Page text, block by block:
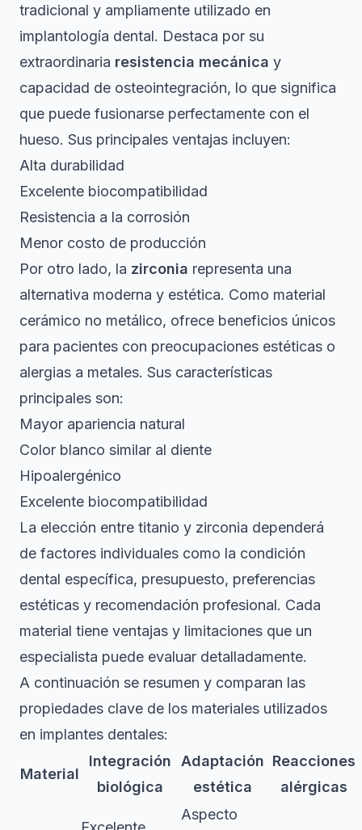
tradicional y ampliamente utilizado en
implantología dental. Destaca por su
extraordinaria resistencia mecánica y
capacidad de osteointegración, lo que significa
que puede fusionarse perfectamente con el
hueso. Sus principales ventajas incluyen:
Alta durabilidad
Excelente biocompatibilidad
Resistencia a la corrosión
Menor costo de producción
Por otro lado, la zirconia representa una
alternativa moderna y estética. Como material
cerámico no metálico, ofrece beneficios únicos
para pacientes con preocupaciones estéticas o
alergias a metales. Sus características
principales son:
Mayor apariencia natural
Color blanco similar al diente
Hipoalergénico
Excelente biocompatibilidad
La elección entre titanio y zirconia dependerá
de factores individuales como la condición
dental específica, presupuesto, preferencias
estéticas y recomendación profesional. Cada
material tiene ventajas y limitaciones que un
especialista puede evaluar detalladamente.
A continuación se resumen y comparan las
propiedades clave de los materiales utilizados
en implantes dentales:
Material
Integración
biológica
Adaptación
estética
Reacciones
alérgicas
Aspecto